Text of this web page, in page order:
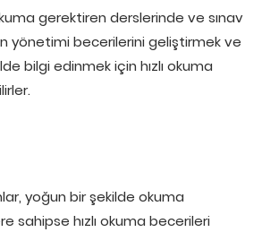
gerektiren derslerinde ve sınav
yönetimi becerilerini geliştirmek ve
bilgi edinmek için hızlı okuma
yoğun bir şekilde okuma
sahipse hızlı okuma becerileri